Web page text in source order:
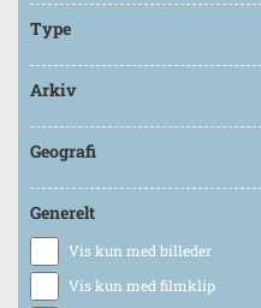
Type
Arkiv
Geografi
Generelt
Vis kun med billeder
Vis kun med filmklip